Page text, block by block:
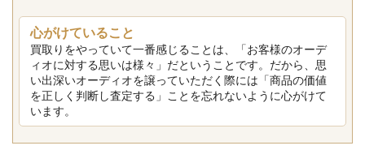
心がけていること
買取りをやっていて一番感じることは、「お客様のオーデ
ィオに対する思いは様々」だということです。だから、思
い出深いオーディオを譲っていただく際には「商品の価値
を正しく判断し査定する」ことを忘れないように心がけて
います。